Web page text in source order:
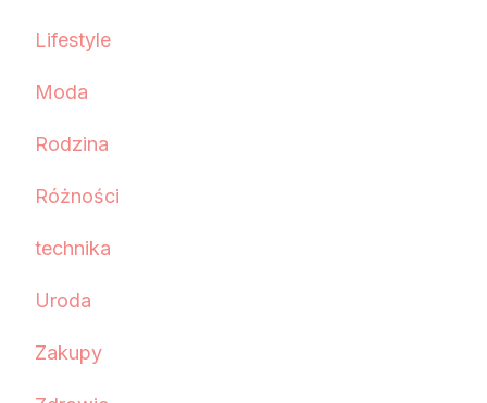
Lifestyle
Moda
Rodzina
Różności
technika
Uroda
Zakupy